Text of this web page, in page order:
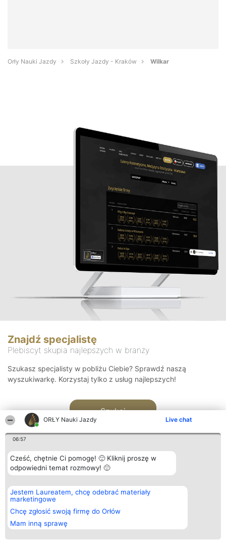
ORŁY Nauki Jazdy Live chat
06:57
Cześć, chętnie Ci pomogę! 🙂 Kliknij proszę w
odpowiedni temat rozmowy! 🙂
Jestem Laureatem, chcę odebrać materiały
marketingowe
Chcę zgłosić swoją firmę do Orłów
Mam inną sprawę
Orły Nauki Jazdy Szkoły Jazdy - Kraków Wilkar
Znajdź specjalistę
Plebiscyt skupia najlepszych w branży
Szukasz specjalisty w pobliżu Ciebie? Sprawdź naszą
wyszukiwarkę. Korzystaj tylko z usług najlepszych!
Szukaj
Organizator plebiscytu
Bright Side Solutions sp. z o.
o. sp. k.
ul. Ruska 22
Wrocław 50-079
KRS 0000749100 | Regon
381313360 | NIP 8943132676
Plebiscyt
Laureaci
wszystkich
Laureatów
Regulamin
Kontakt
Kontakt